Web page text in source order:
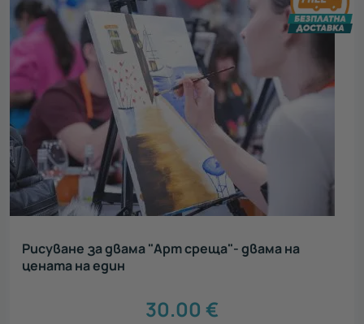
Рисуване за двама "Арт среща"- двама на
цената на един
30.00 €